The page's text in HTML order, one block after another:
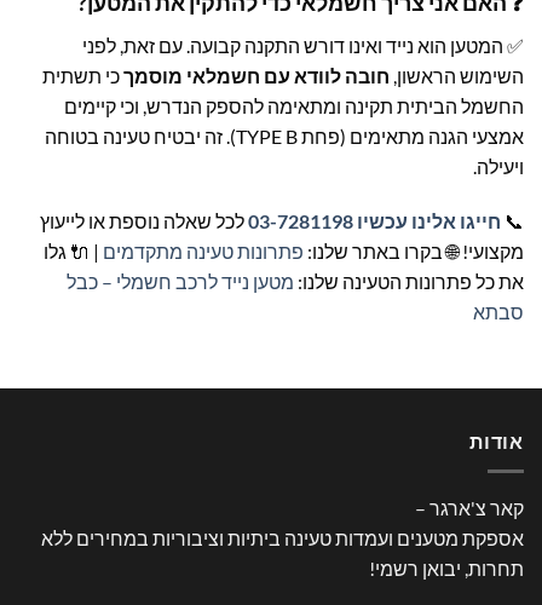
✅ המטען הוא נייד ואינו דורש התקנה קבועה. עם זאת, לפני
השימוש הראשון, חובה לוודא עם חשמלאי מוסמךכי תשתית
החשמל הביתית תקינה ומתאימה להספק הנדרש, וכי קיימים
אמצעי הגנה מתאימים (פחת TYPE B). זה יבטיח טעינה בטוחה
ויעילה.
📞 חייגו אלינו עכשיו 03-7281198
לכל שאלה נוספת או לייעוץ
מקצועי! 🌐 בקרו באתר שלנו: פתרונות טעינה מתקדמים | 🔌 גלו
את כל פתרונות הטעינה שלנו: מטען נייד לרכב חשמלי – כבל
סבתא
אודות
קאר צ'ארגר –
אספקת מטענים ועמדות טעינה ביתיות וציבוריות במחירים ללא
תחרות, יבואן רשמי!